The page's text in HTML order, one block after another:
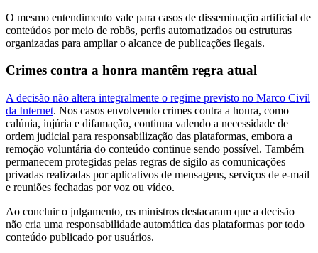
O mesmo entendimento vale para casos de disseminação artificial de
conteúdos por meio de robôs, perfis automatizados ou estruturas
organizadas para ampliar o alcance de publicações ilegais.
Crimes contra a honra mantêm regra atual
A decisão não altera integralmente o regime previsto no Marco Civil
da Internet. Nos casos envolvendo crimes contra a honra, como
calúnia, injúria e difamação, continua valendo a necessidade de
ordem judicial para responsabilização das plataformas, embora a
remoção voluntária do conteúdo continue sendo possível. Também
permanecem protegidas pelas regras de sigilo as comunicações
privadas realizadas por aplicativos de mensagens, serviços de e-mail
e reuniões fechadas por voz ou vídeo.
Ao concluir o julgamento, os ministros destacaram que a decisão
não cria uma responsabilidade automática das plataformas por todo
conteúdo publicado por usuários.